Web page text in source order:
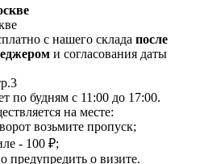
с нашего склада после
и согласования даты
по будням с 11:00 до 17:00.
на месте:
возьмите пропуск;
- 100 ₽;
предупредить о визите.